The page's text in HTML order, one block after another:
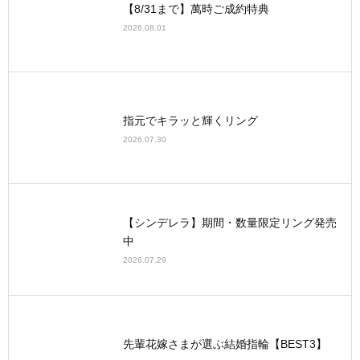
【8/31まで】萬時ご成約特典
2026.08.01
指元でキラッと輝くリング
2026.07.30
【シンデレラ】期間・数量限定リング発売
中
2026.07.29
先輩花嫁さまが選ぶ結婚指輪【BEST3】